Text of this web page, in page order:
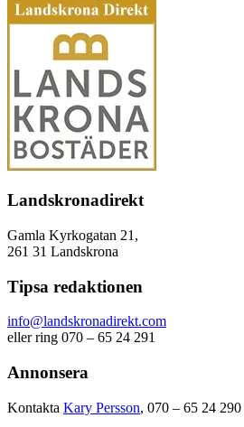
Landskronadirekt
Gamla Kyrkogatan 21,
261 31 Landskrona
Tipsa redaktionen
info@landskronadirekt.com
eller ring 070 – 65 24 291
Annonsera
Kontakta Kary Persson, 070 – 65 24 290